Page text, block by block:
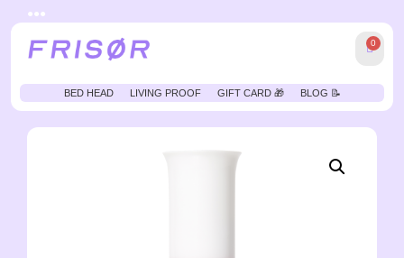
●●●
0
BED HEAD LIVING PROOF GIFT CARD 🎁 BLOG 📝